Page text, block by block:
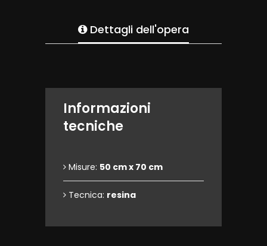
Dettagli dell'opera
Informazioni
tecniche
Misure: 50 cm x 70 cm
Tecnica: resina